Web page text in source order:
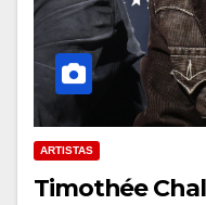
ARTISTAS
Timothée